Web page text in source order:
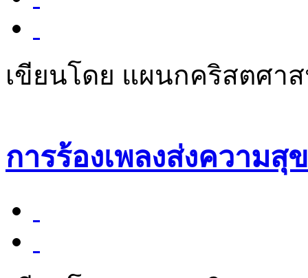
เขียนโดย แผนกคริสตศา
การร้องเพลงส่งความ